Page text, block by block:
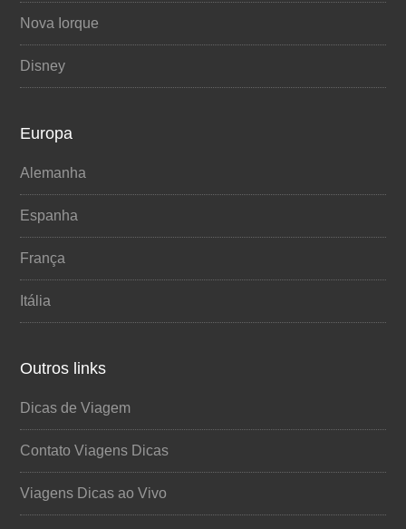
Nova Iorque
Disney
Europa
Alemanha
Espanha
França
Itália
Outros links
Dicas de Viagem
Contato Viagens Dicas
Viagens Dicas ao Vivo